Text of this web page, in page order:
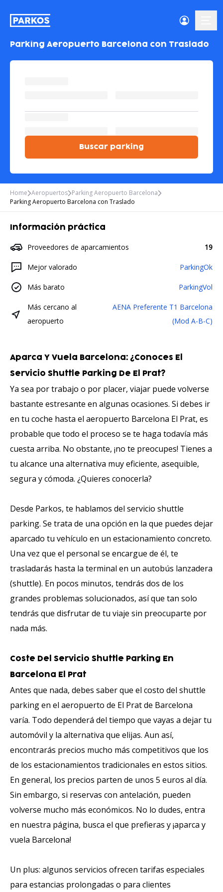
Parking Aeropuerto Barcelona con Traslado
Buscar parking
Home Aeropuertos Parking Aeropuerto Barcelona
Parking Aeropuerto Barcelona con Traslado
Información práctica
Proveedores de aparcamientos 19
Mejor valorado ParkingOk
Más barato ParkingVol
Más cercano al
aeropuerto
AENA Preferente T1 Barcelona
(Mod A-B-C)
Aparca Y Vuela Barcelona: ¿conoces El
Servicio Shuttle Parking De El Prat?
Ya sea por trabajo o por placer, viajar puede volverse
bastante estresante en algunas ocasiones. Si debes ir
en tu coche hasta el aeropuerto Barcelona El Prat, es
probable que todo el proceso se te haga todavía más
cuesta arriba. No obstante, ¡no te preocupes! Tienes a
tu alcance una alternativa muy eficiente, asequible,
segura y cómoda. ¿Quieres conocerla?
Desde Parkos, te hablamos del servicio shuttle
parking. Se trata de una opción en la que puedes dejar
aparcado tu vehículo en un estacionamiento concreto.
Una vez que el personal se encargue de él, te
trasladarás hasta la terminal en un autobús lanzadera
(shuttle). En pocos minutos, tendrás dos de los
grandes problemas solucionados, así que tan solo
tendrás que disfrutar de tu viaje sin preocuparte por
nada más.
Coste Del Servicio Shuttle Parking En
Barcelona El Prat
Antes que nada, debes saber que el costo del shuttle
parking en el aeropuerto de El Prat de Barcelona
varía. Todo dependerá del tiempo que vayas a dejar tu
automóvil y la alternativa que elijas. Aun así,
encontrarás precios mucho más competitivos que los
de los estacionamientos tradicionales en estos sitios.
En general, los precios parten de unos 5 euros al día.
Sin embargo, si reservas con antelación, pueden
volverse mucho más económicos. No lo dudes, entra
en nuestra página, busca el que prefieras y ¡aparca y
vuela Barcelona!
Un plus: algunos servicios ofrecen tarifas especiales
para estancias prolongadas o para clientes